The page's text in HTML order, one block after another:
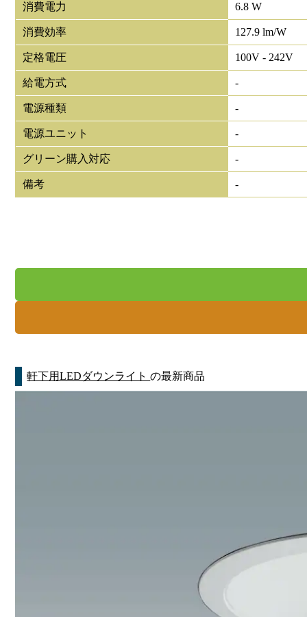
消費電力 6.8 W
消費効率 127.9 lm/W
定格電圧 100V - 242V
給電方式 -
電源種類 -
電源ユニット -
グリーン購入対応 -
備考 -
軒下用LEDダウンライトの最新商品